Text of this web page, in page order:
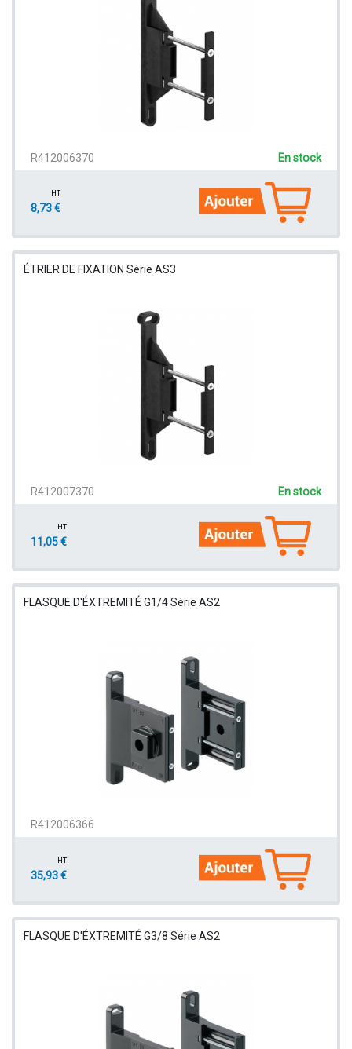
R412006370 En stock
HT
8,73 €
ÉTRIER DE FIXATION Série AS3
R412007370 En stock
HT
11,05 €
FLASQUE D'ÉXTREMITÉ G1/4 Série AS2
R412006366
HT
35,93 €
FLASQUE D'ÉXTREMITÉ G3/8 Série AS2